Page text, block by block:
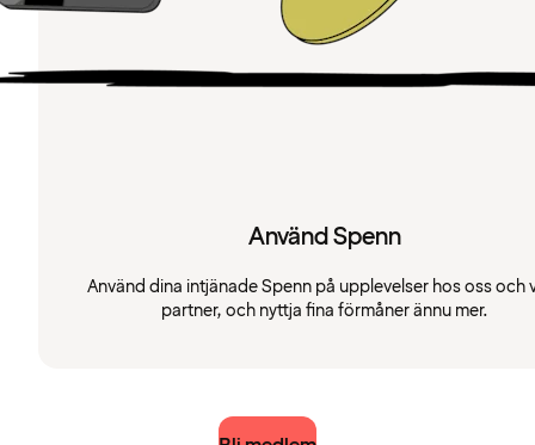
Använd Spenn
Använd dina intjänade Spenn på upplevelser hos oss och
partner, och nyttja fina förmåner ännu mer.